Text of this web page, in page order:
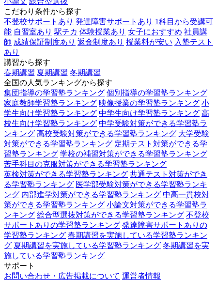
こだわり条件から探す
不登校サポートあり 発達障害サポートあり 1科目から受講可
能 自習室あり 駅チカ 体験授業あり 女子におすすめ 社員講
師 成績保証制度あり 返金制度あり 授業料が安い 入塾テスト
あり
講習から探す
春期講習 夏期講習 冬期講習
全国の人気ランキングから探す
集団指導の学習塾ランキング 個別指導の学習塾ランキング
家庭教師学習塾ランキング 映像授業の学習塾ランキング 小
学生向け学習塾ランキング 中学生向け学習塾ランキング 高
校生向け学習塾ランキング 中学受験対策ができる学習塾ラ
ンキング 高校受験対策ができる学習塾ランキング 大学受験
対策ができる学習塾ランキング 定期テスト対策ができる学
習塾ランキング 学校の補習対策ができる学習塾ランキング
苦手科目の克服対策ができる学習塾ランキング
英検対策ができる学習塾ランキング 共通テスト対策ができ
る学習塾ランキング 医学部受験対策ができる学習塾ランキ
ング 内部進学対策ができる学習塾ランキング 中高一貫校対
策ができる学習塾ランキング 小論文対策ができる学習塾ラ
ンキング 総合型選抜対策ができる学習塾ランキング 不登校
サポートありの学習塾ランキング 発達障害サポートありの
学習塾ランキング 春期講習を実施している学習塾ランキン
グ 夏期講習を実施している学習塾ランキング 冬期講習を実
施している学習塾ランキング
サポート
お問い合わせ・広告掲載について 運営者情報